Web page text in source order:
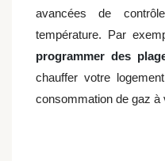
avancées de
température. Par
programmer des
chauffer votre
consommation de gaz à